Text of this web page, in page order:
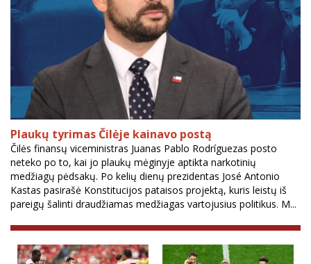
Plaukų tyrimas Čilėje kainavo postą
Čilės finansų viceministras Juanas Pablo Rodríguezas posto
neteko po to, kai jo plaukų mėginyje aptikta narkotinių
medžiagų pėdsakų. Po kelių dienų prezidentas José Antonio
Kastas pasirašė Konstitucijos pataisos projektą, kuris leistų iš
pareigų šalinti draudžiamas medžiagas vartojusius politikus. M...